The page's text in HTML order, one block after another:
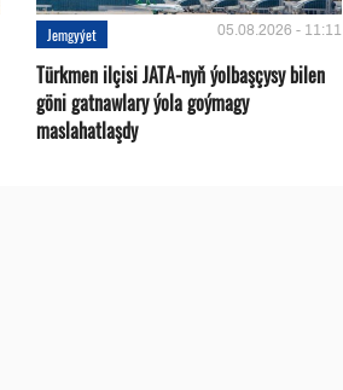
Jemgyýet 05.08.2026 - 11:11
Türkmen ilçisi JATA-nyň ýolbaşçysy bilen
göni gatnawlary ýola goýmagy
maslahatlaşdy